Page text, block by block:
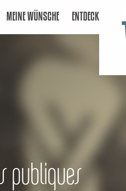
MEINE WÜNSCHE ENTDECKEN
publiques